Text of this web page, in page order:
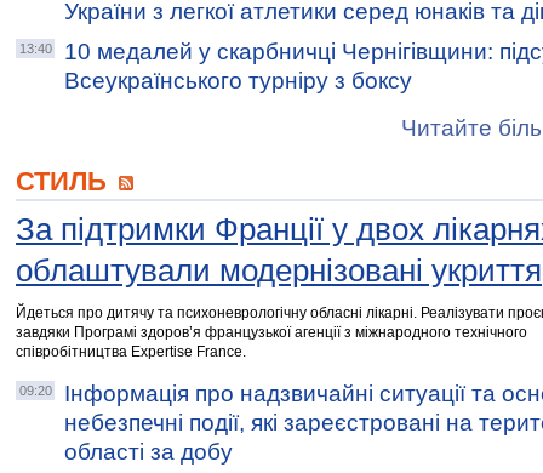
України з легкої атлетики серед юнаків та
13:40
10 медалей у скарбничці Чернігівщини:
Всеукраїнського турніру з боксу
Читайте
СТИЛЬ
За підтримки Франції у двох
облаштували модернізовані укриття
Йдеться про дитячу та психоневрологічну обласні лікарні. Реалізувати
завдяки Програмі здоров’я французької агенції з міжнародного технічного
співробітництва Expertise France.
09:20
Інформація про надзвичайні ситуації та
небезпечні події, які зареєстровані на
області за добу